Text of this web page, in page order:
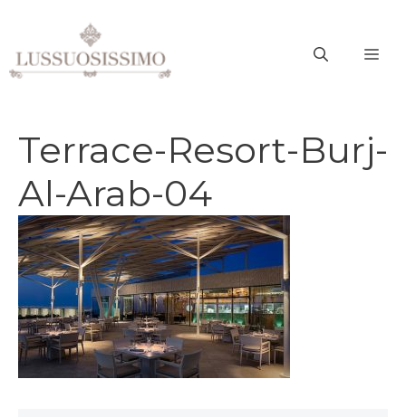
contenuto
Terrace-Resort-Burj-
Al-Arab-04